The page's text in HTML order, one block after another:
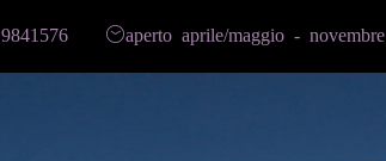
aperto aprile/maggio - novembre